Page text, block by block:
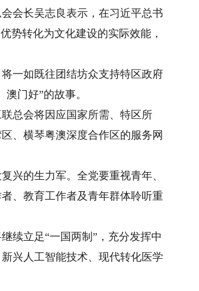
会长吴志良表示，在习近平总书
势转化为文化建设的实际效能，
一如既往团结坊众支持特区政府
门好”的故事。
总会将因应国家所需、特区所
、横琴粤澳深度合作区的服务网
的生力军。全党要重视青年、
、教育工作者及青年群体聆听重
立足“一国两制”，充分发挥中
兴人工智能技术、现代转化医学